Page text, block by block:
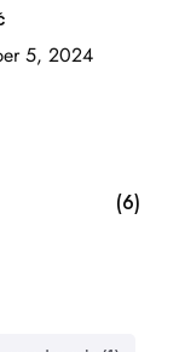
5, 2024
(6)